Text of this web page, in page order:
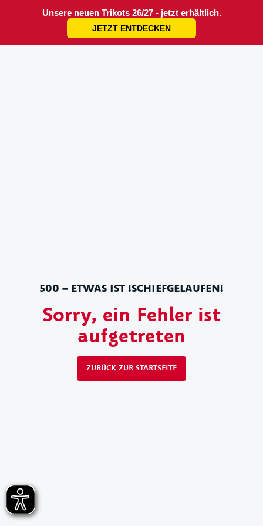
Unsere neuen Trikots 26/27 - jetzt erhältlich.
JETZT ENTDECKEN
500 – ETWAS IST !SCHIEFGELAUFEN!
Sorry, ein Fehler ist
aufgetreten
ZURÜCK ZUR STARTSEITE